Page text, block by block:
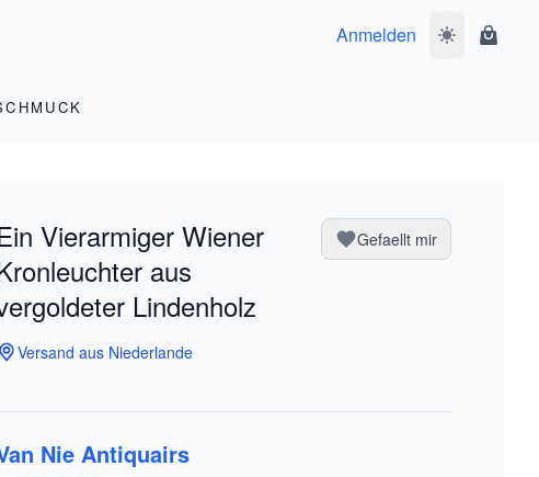
Anmelden
Vierarmiger Wiener
aus
Lindenholz
Gefaellt mir
Versand aus Niederlande
Nie Antiquairs